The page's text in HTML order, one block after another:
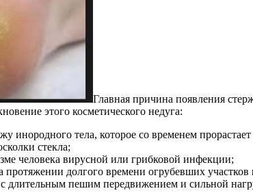
Главная причина появления
этого косметического недуга:
инородного тела, которое со временем
стекла;
человека вирусной или грибковой инфекции;
долгого времени огрубевших участков
с длительным пешим передвижением и сильной